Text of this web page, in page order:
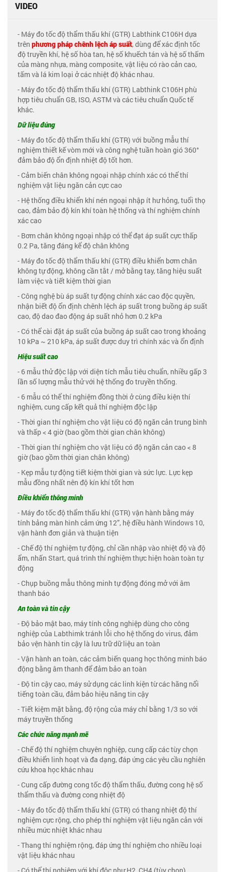
VIDEO
- Máy đo tốc độ thẩm thấu khí (GTR) Labthink C106H dựa
trên phương pháp chênh lệch áp suất, dùng để xác định tốc
độ truyền khí, hệ số hòa tan, hệ số khuếch tán và hệ số thấm
của màng nhựa, màng composite, vật liệu có rào cản cao,
tấm và lá kim loại ở các nhiệt độ khác nhau.
- Máy đo tốc độ thẩm thấu khí (GTR) Labthink C106H phù
hợp tiêu chuẩn GB, ISO, ASTM và các tiêu chuẩn Quốc tế
khác.
Dữ liệu đúng
- Máy đo tốc độ thẩm thấu khí (GTR) với buồng mẫu thí
nghiệm thiết kế vòm mới và công nghệ tuần hoàn gió 360°
đảm bảo độ ổn định nhiệt độ tốt hơn.
- Cảm biến chân không ngoại nhập chính xác có thể thí
nghiệm vật liệu ngăn cản cực cao
- Hệ thống điều khiển khí nén ngoại nhập ít hư hỏng, tuổi thọ
cao, đảm bảo độ kín khí toàn hệ thống và thí nghiệm chính
xác cao
- Bơm chân không ngoại nhập có thể đạt áp suất cực thấp
0.2 Pa, tăng đáng kể độ chân không
- Máy đo tốc độ thẩm thấu khí (GTR) điều khiển bơm chân
không tự động, không cần tắt / mở bằng tay, tăng hiệu suất
làm việc và tiết kiệm thời gian
- Công nghệ bù áp suất tự động chính xác cao độc quyền,
nhận biết độ ổn định chênh lệch áp suất trong buồng áp suất
cao, độ dao đao động áp suất nhỏ hơn 0.2 kPa
- Có thể cài đặt áp suất của buồng áp suất cao trong khoảng
10 kPa ~ 210 kPa, áp suất được duy trì chính xác và ổn định
Hiệu suất cao
- 6 mẫu thử độc lập với diện tích mẫu tiêu chuẩn, nhiều gấp 3
lần số lượng mẫu thử với hệ thống đo truyền thống.
- 6 mẫu có thể thí nghiệm đồng thời ở cùng điều kiện thí
nghiệm, cung cấp kết quả thí nghiệm độc lập
- Thời gian thí nghiệm cho vật liệu có độ ngăn cản trung bình
và thấp < 4 giờ (bao gồm thời gian chân không)
- Thời gian thí nghiệm cho vật liệu có độ ngăn cản cao < 8
giờ (bao gồm thời gian chân không)
- Kẹp mẫu tự động tiết kiệm thời gian và sức lực. Lực kẹp
mẫu đồng nhất nên độ kín khí tốt hơn
Điều khiển thông minh
- Máy đo tốc độ thẩm thấu khí (GTR) vận hành bằng máy
tính bảng màn hình cảm ứng 12”, hệ điều hành Windows 10,
vận hành đơn giản và thuận tiện
- Chế độ thí nghiệm tự động, chỉ cần nhập vào nhiệt độ và độ
ẩm, nhấn Start, quá trình thí nghiệm thực hiện hoàn toàn tự
động
- Chụp buồng mẫu thông minh tự động đóng mở với âm
thanh báo
An toàn và tin cậy
- Độ bảo mật bao, máy tính công nghiệp dùng cho công
nghiệp của Labthimk tránh lỗi cho hệ thống do virus, đảm
bảo vện hành tin cậy là lưu trữ dữ liệu an toàn
- Vận hành an toàn, các cảm biến quang học thông minh báo
động bằng âm thanh để đảm bảo an toàn
- Độ tin cậy cao, máy sử dụng các linh kiện từ các hãng nổi
tiếng toàn cầu, đảm bảo hiệu năng tin cậy
- Tiết kiệm mặt bằng, độ rộng của máy chỉ bằng 1/3 so với
máy truyền thống
Các chức năng mạnh mẽ
- Chế độ thí nghiệm chuyên nghiệp, cung cấp các tùy chọn
điều khiển linh hoạt và đa dạng, đáp ứng các yêu cầu nghiên
cứu khoa học khác nhau
- Cung cấp đường cong tốc độ thẩm thấu, đường cong hệ số
thẩm thấu và đường cong nhiệt độ
- Máy đo tốc độ thẩm thấu khí (GTR) có thang nhiệt độ thí
nghiệm cực rộng, cho phép thí nghiệm vật liệu ngăn cản với
nhiều mức nhiệt khác nhau
- Thang thí nghiệm rộng, đáp ứng thí nghiệm cho nhiều loại
vật liệu khác nhau